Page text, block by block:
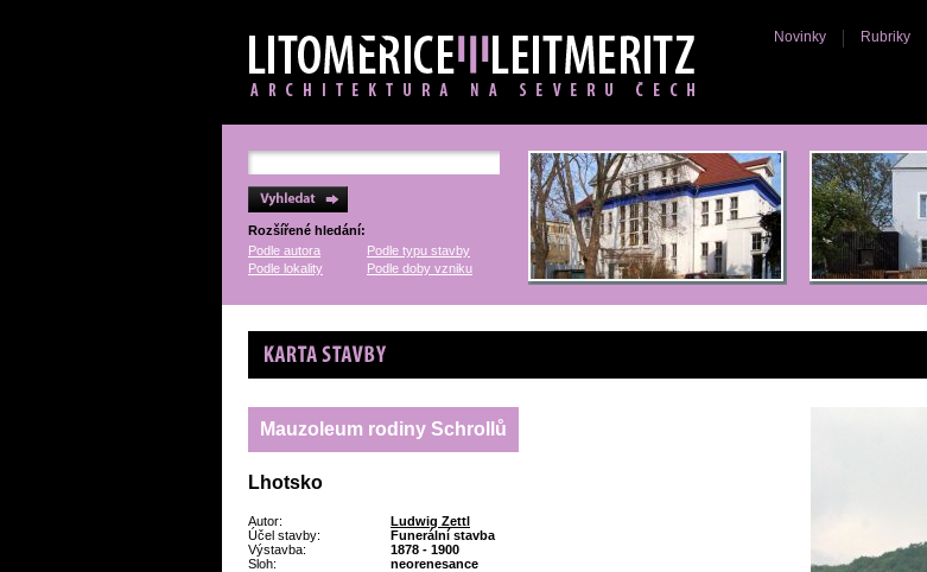
Novinky Rubriky
Rozšířené hledání:
Podle autora
Podle typu stavby
Podle lokality
Podle doby vzniku
Karta stavby
Mauzoleum rodiny Schrollů
Lhotsko
Autor:
Ludwig Zettl
Účel stavby:
Funerální stavba
Výstavba:
1878 - 1900
Sloh:
neorenesance